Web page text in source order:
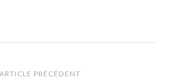
ARTICLE PRÉCÉDENT